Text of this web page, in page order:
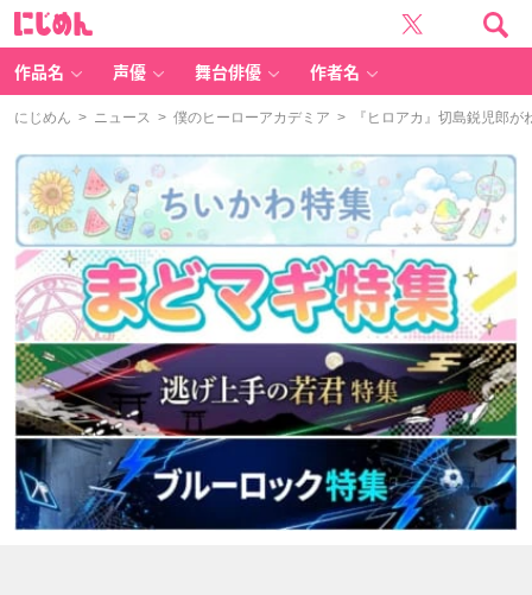
作品名 声優 舞台俳優 作者名
にじめん > ニュース > 僕のヒーローアカデミア > 『ヒロアカ』切島鋭児郎が